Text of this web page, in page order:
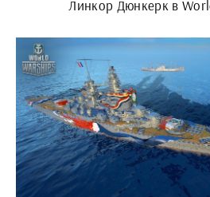
Линкор Дюнкерк в